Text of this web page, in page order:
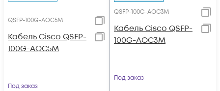
QSFP-100G-AOC5M
Кабель Cisco QSFP-
100G-AOC5M
Под заказ
QSFP-100G-AOC3M
Кабель Cisco QSFP-
100G-AOC3M
Под заказ